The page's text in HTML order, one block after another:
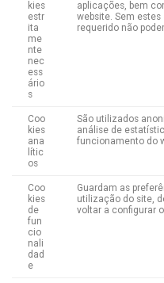
kies
estr
ita
me
nte
nec
ess
ário
s
aplicações, bem
website. Sem
requerido não
Coo
kies
ana
lític
os
São utilizados
análise de
funcionamento do
Coo
kies
de
fun
cio
nali
dad
e
Guardam as
utilização do site,
voltar a configurar